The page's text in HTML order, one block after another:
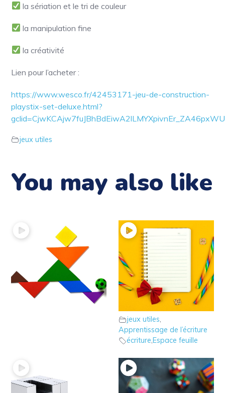
la sériation et le tri de couleur
la manipulation fine
la créativité
Lien pour l’acheter :
https://www.wesco.fr/42453171-jeu-de-construction-
playstix-set-deluxe.html?
jeux utiles
You may also like
11 – Le jeu du
Tangram
9 – L’astuce des lignes
de couleur pour
jeux utiles,
Apprentissage de l’écriture
écriture,Espace feuille